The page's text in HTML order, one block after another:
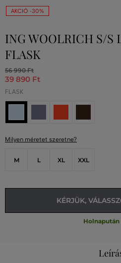
AKCIÓ -30%
ING WOOLRICH S/S
FLASK
56 990 Ft
39 890 Ft
FLASK
Milyen méretet szeretne?
M L XL XXL
KÉRJÜK,
Holnapután